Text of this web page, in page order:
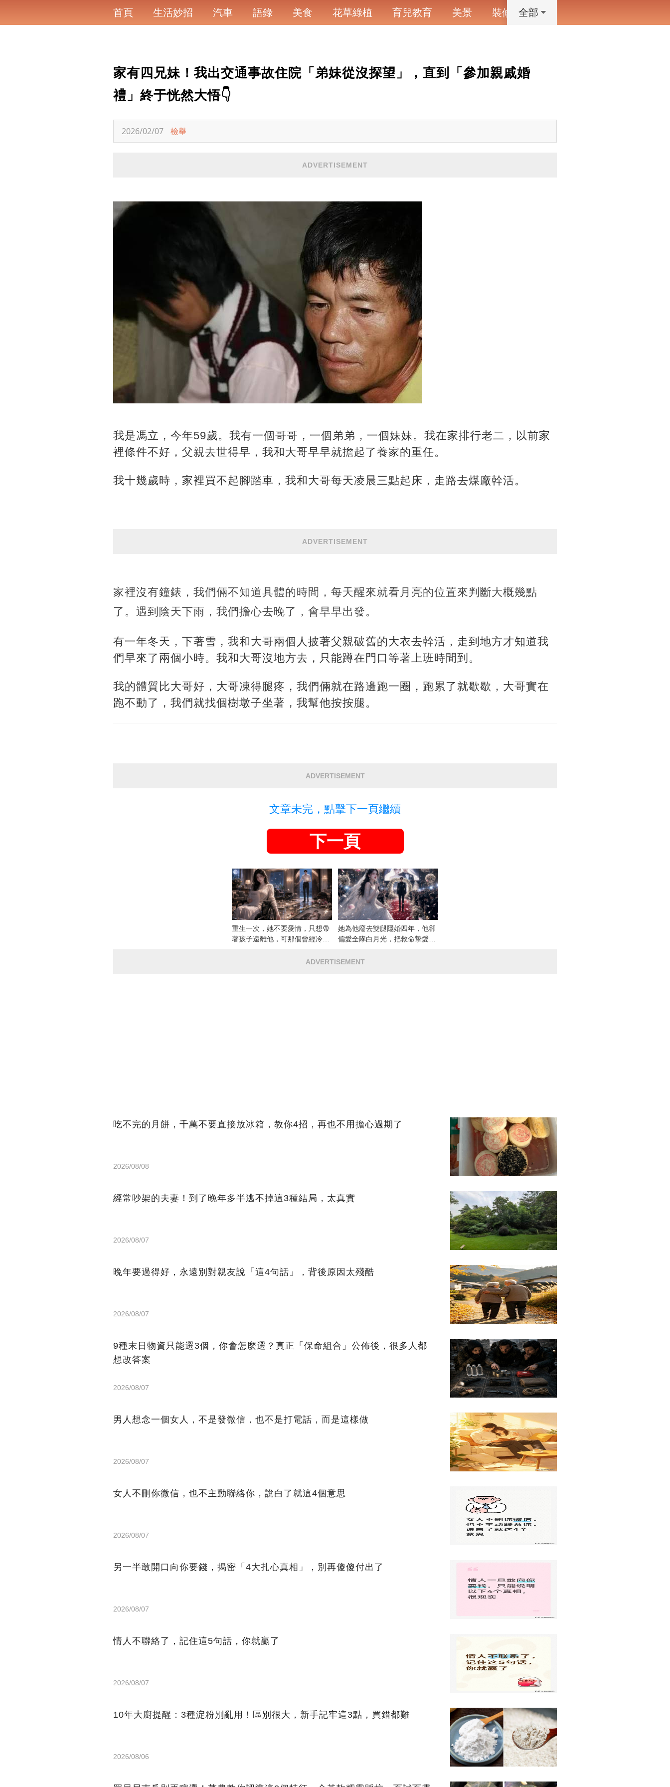
首頁 生活妙招 汽車 語錄 美食 花草綠植 育兒教育 美景 裝修 寵物
全部
家有四兄妹！我出交通事故住院「弟妹從沒探望」，直到「參加親戚婚
禮」終于恍然大悟👇
2026/02/07 檢舉
ADVERTISEMENT
我是馮立，今年59歲。我有一個哥哥，一個弟弟，一個妹妹。我在家排行老二，以前家
裡條件不好，父親去世得早，我和大哥早早就擔起了養家的重任。
我十幾歲時，家裡買不起腳踏車，我和大哥每天凌晨三點起床，走路去煤廠幹活。
ADVERTISEMENT
家裡沒有鐘錶，我們倆不知道具體的時間，每天醒來就看月亮的位置來判斷大概幾點
了。遇到陰天下雨，我們擔心去晚了，會早早出發。
有一年冬天，下著雪，我和大哥兩個人披著父親破舊的大衣去幹活，走到地方才知道我
們早來了兩個小時。我和大哥沒地方去，只能蹲在門口等著上班時間到。
我的體質比大哥好，大哥凍得腿疼，我們倆就在路邊跑一圈，跑累了就歇歇，大哥實在
跑不動了，我們就找個樹墩子坐著，我幫他按按腿。
ADVERTISEMENT
文章未完，點擊下一頁繼續
下一頁
重生一次，她不要愛情，只想帶
著孩子遠離他，可那個曾經冷漠
她為他廢去雙腿隱婚四年，他卻
偏愛全隊白月光，把救命摯愛當
ADVERTISEMENT
吃不完的月餅，千萬不要直接放冰箱，教你4招，再也不用擔心過期了
2026/08/08
經常吵架的夫妻！到了晚年多半逃不掉這3種結局，太真實
2026/08/07
晚年要過得好，永遠別對親友說「這4句話」，背後原因太殘酷
2026/08/07
9種末日物資只能選3個，你會怎麼選？真正「保命組合」公佈後，很多人都
想改答案
2026/08/07
男人想念一個女人，不是發微信，也不是打電話，而是這樣做
2026/08/07
女人不刪你微信，也不主動聯絡你，說白了就這4個意思
2026/08/07
另一半敢開口向你要錢，揭密「4大扎心真相」，別再傻傻付出了
2026/08/07
情人不聯絡了，記住這5句話，你就贏了
2026/08/07
10年大廚提醒：3種淀粉別亂用！區別很大，新手記牢這3點，買錯都難
2026/08/06